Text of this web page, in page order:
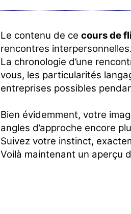
Le contenu de ce cours de
rencontres interpersonnelles.
La chronologie d’une
vous, les particularités
entreprises possibles
Bien évidemment, votre
angles d’approche encore
Suivez votre instinct,
Voilà maintenant un aperçu